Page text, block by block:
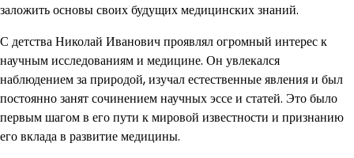
заложить основы своих будущих медицинских знаний.
С детства Николай Иванович проявлял огромный интерес к
научным исследованиям и медицине. Он увлекался
наблюдением за природой, изучал естественные явления и был
постоянно занят сочинением научных эссе и статей. Это было
первым шагом в его пути к мировой известности и признанию
его вклада в развитие медицины.